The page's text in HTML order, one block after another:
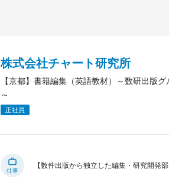
株式会社チャート研究所
【京都】書籍編集（英語教材）～数研出版
～
正社員
仕事
【数件出版から独立した編集・研究開発